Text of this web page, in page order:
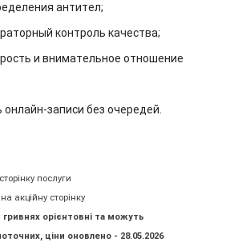
антител;
контроль качества;
и внимательное отношение
записи без очередей.
послуги
акційну сторінку
гривнях орієнтовні та можуть
ціни оновлено - 28.05.2026